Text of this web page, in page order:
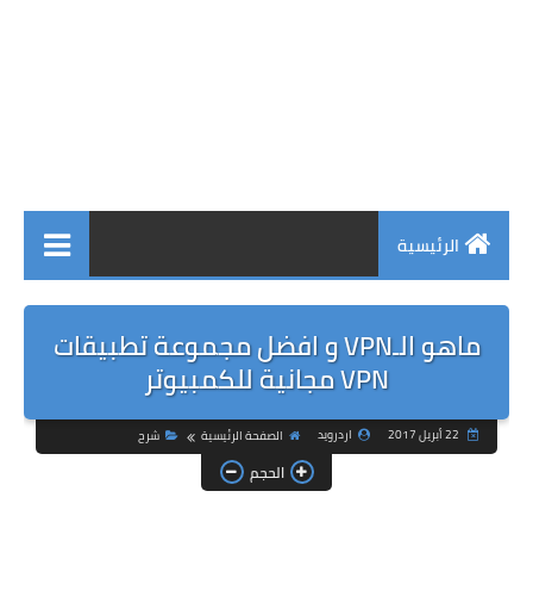
الرئيسية
ماهو الـVPN و افضل مجموعة تطبيقات
VPN مجانية للكمبيوتر
اردرويد الصفحة الرئيسية شرح
الحجم